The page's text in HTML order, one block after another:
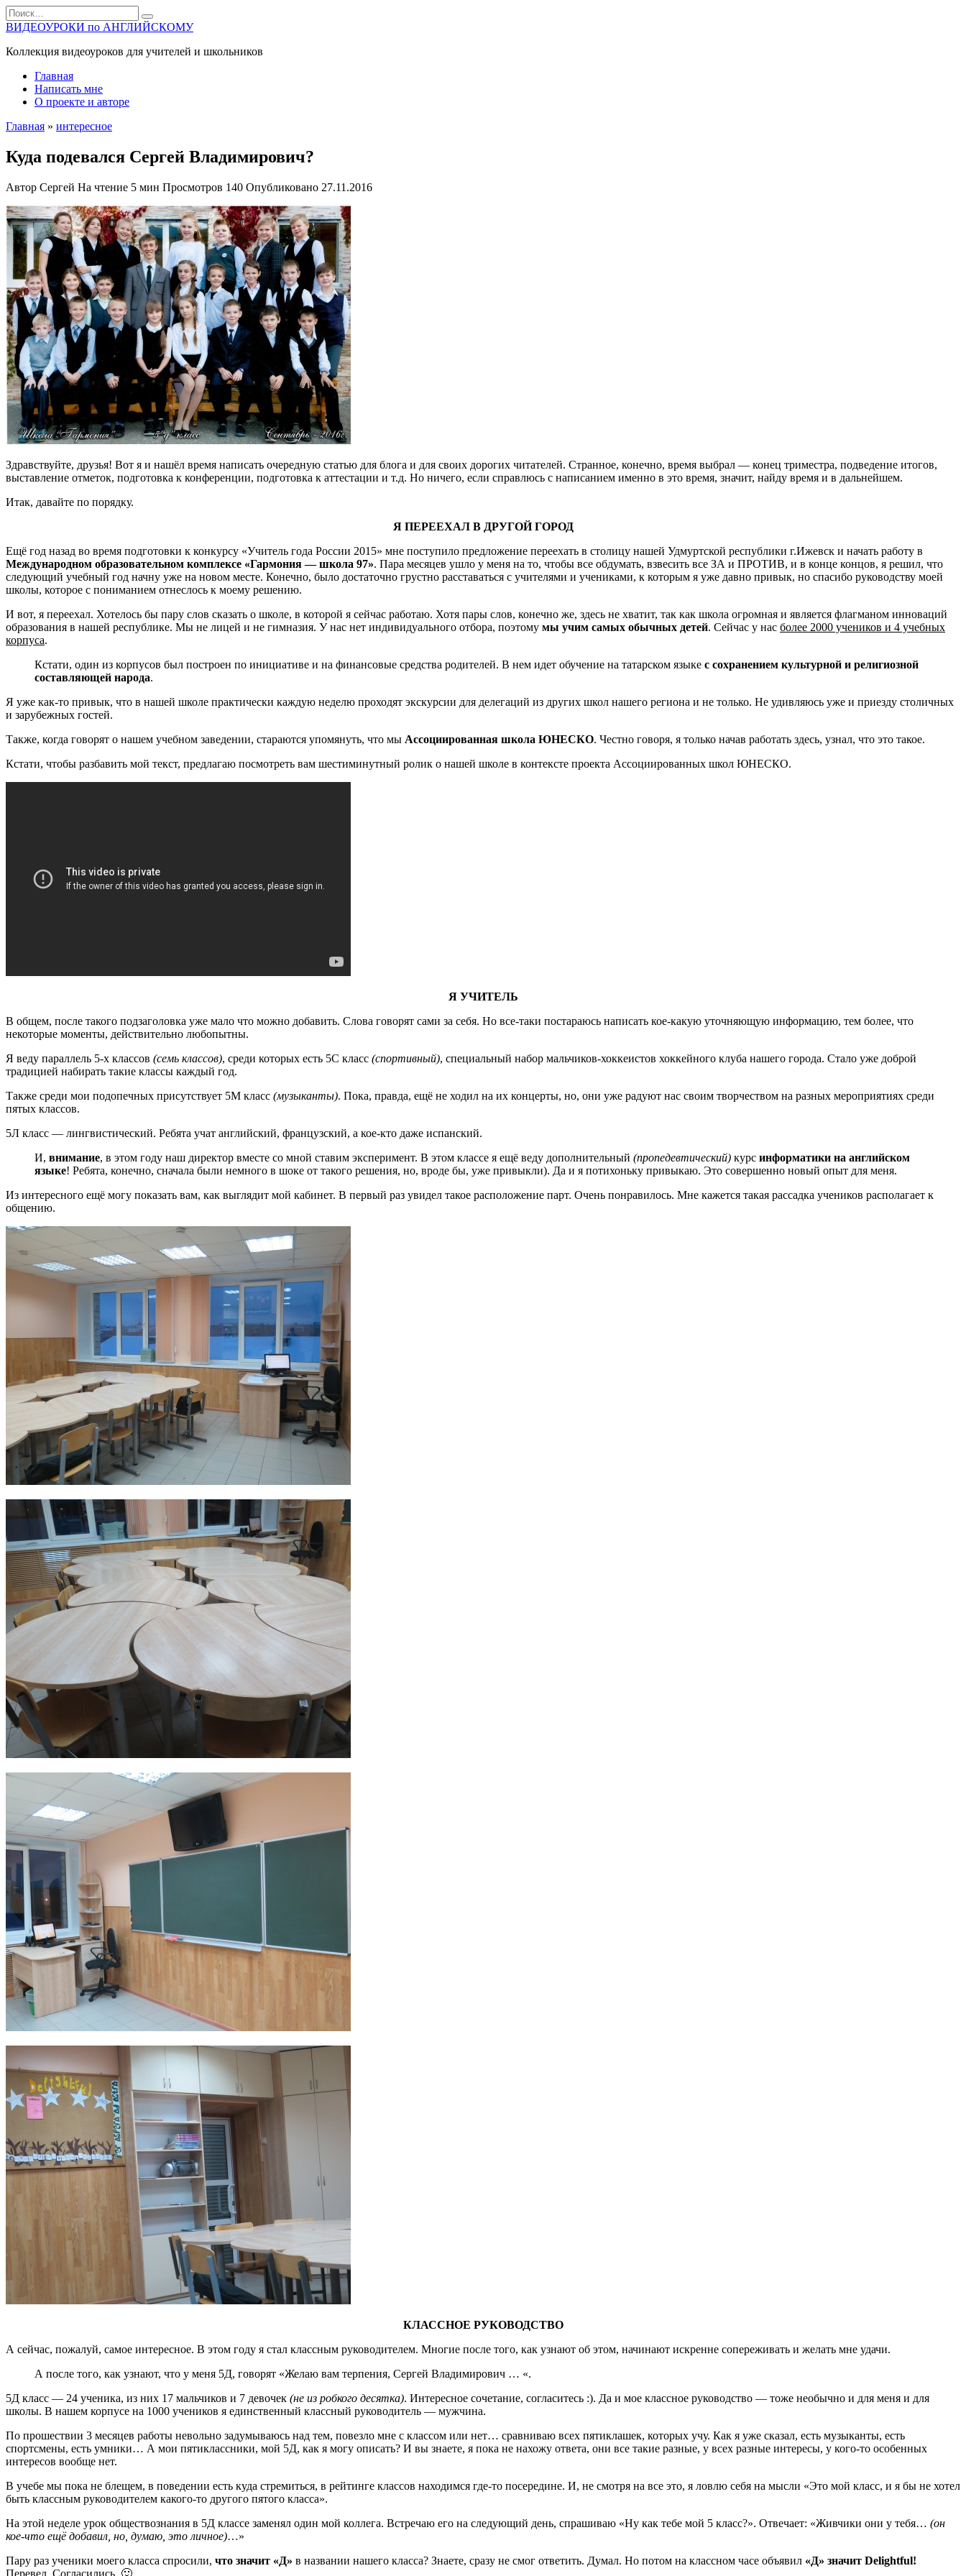
Перейти
к
содержанию
Search
for:
ВИДЕОУРОКИ по АНГЛИЙСКОМУ
Коллекция видеоуроков для учителей и школьников
Главная
Написать мне
О проекте и авторе
Главная » интересное
Куда подевался Сергей Владимирович?
Автор Сергей На чтение 5 мин Просмотров 140 Опубликовано 27.11.2016
Здравствуйте, друзья! Вот я и нашёл время написать очередную статью для блога и для своих дорогих читателей. Странное, конечно, время выбрал — конец триместра, подведение итогов,
выставление отметок, подготовка к конференции, подготовка к аттестации и т.д. Но ничего, если справлюсь с написанием именно в это время, значит, найду время и в дальнейшем.
Итак, давайте по порядку.
Я ПЕРЕЕХАЛ В ДРУГОЙ ГОРОД
Ещё год назад во время подготовки к конкурсу «Учитель года России 2015» мне поступило предложение переехать в столицу нашей Удмуртской республики г.Ижевск и начать работу в
Международном образовательном комплексе «Гармония — школа 97». Пара месяцев ушло у меня на то, чтобы все обдумать, взвесить все ЗА и ПРОТИВ, и в конце концов, я решил, что
следующий учебный год начну уже на новом месте. Конечно, было достаточно грустно расставаться с учителями и учениками, к которым я уже давно привык, но спасибо руководству моей
школы, которое с пониманием отнеслось к моему решению.
И вот, я переехал. Хотелось бы пару слов сказать о школе, в которой я сейчас работаю. Хотя пары слов, конечно же, здесь не хватит, так как школа огромная и является флагманом инноваций
образования в нашей республике. Мы не лицей и не гимназия. У нас нет индивидуального отбора, поэтому мы учим самых обычных детей. Сейчас у нас более 2000 учеников и 4 учебных
корпуса.
Кстати, один из корпусов был построен по инициативе и на финансовые средства родителей. В нем идет обучение на татарском языке с сохранением культурной и религиозной
составляющей народа.
Я уже как-то привык, что в нашей школе практически каждую неделю проходят экскурсии для делегаций из других школ нашего региона и не только. Не удивляюсь уже и приезду столичных
и зарубежных гостей.
Также, когда говорят о нашем учебном заведении, стараются упомянуть, что мы Ассоциированная школа ЮНЕСКО. Честно говоря, я только начав работать здесь, узнал, что это такое.
Кстати, чтобы разбавить мой текст, предлагаю посмотреть вам шестиминутный ролик о нашей школе в контексте проекта Ассоциированных школ ЮНЕСКО.
Я УЧИТЕЛЬ
В общем, после такого подзаголовка уже мало что можно добавить. Слова говорят сами за себя. Но все-таки постараюсь написать кое-какую уточняющую информацию, тем более, что
некоторые моменты, действительно любопытны.
Я веду параллель 5-х классов (семь классов), среди которых есть 5С класс (спортивный), специальный набор мальчиков-хоккеистов хоккейного клуба нашего города. Стало уже доброй
традицией набирать такие классы каждый год.
Также среди мои подопечных присутствует 5М класс (музыканты). Пока, правда, ещё не ходил на их концерты, но, они уже радуют нас своим творчеством на разных мероприятиях среди
пятых классов.
5Л класс — лингвистический. Ребята учат английский, французский, а кое-кто даже испанский.
И, внимание, в этом году наш директор вместе со мной ставим эксперимент. В этом классе я ещё веду дополнительный (пропедевтический) курс информатики на английском
языке! Ребята, конечно, сначала были немного в шоке от такого решения, но, вроде бы, уже привыкли). Да и я потихоньку привыкаю. Это совершенно новый опыт для меня.
Из интересного ещё могу показать вам, как выглядит мой кабинет. В первый раз увидел такое расположение парт. Очень понравилось. Мне кажется такая рассадка учеников располагает к
общению.
КЛАССНОЕ РУКОВОДСТВО
А сейчас, пожалуй, самое интересное. В этом году я стал классным руководителем. Многие после того, как узнают об этом, начинают искренне сопереживать и желать мне удачи.
А после того, как узнают, что у меня 5Д, говорят «Желаю вам терпения, Сергей Владимирович … «.
5Д класс — 24 ученика, из них 17 мальчиков и 7 девочек (не из робкого десятка). Интересное сочетание, согласитесь :). Да и мое классное руководство — тоже необычно и для меня и для
школы. В нашем корпусе на 1000 учеников я единственный классный руководитель — мужчина.
По прошествии 3 месяцев работы невольно задумываюсь над тем, повезло мне с классом или нет… сравниваю всех пятиклашек, которых учу. Как я уже сказал, есть музыканты, есть
спортсмены, есть умники… А мои пятиклассники, мой 5Д, как я могу описать? И вы знаете, я пока не нахожу ответа, они все такие разные, у всех разные интересы, у кого-то особенных
интересов вообще нет.
В учебе мы пока не блещем, в поведении есть куда стремиться, в рейтинге классов находимся где-то посередине. И, не смотря на все это, я ловлю себя на мысли «Это мой класс, и я бы не хотел
быть классным руководителем какого-то другого пятого класса».
На этой неделе урок обществознания в 5Д классе заменял один мой коллега. Встречаю его на следующий день, спрашиваю «Ну как тебе мой 5 класс?». Отвечает: «Живчики они у тебя… (он
кое-что ещё добавил, но, думаю, это личное)…»
Пару раз ученики моего класса спросили, что значит «Д» в названии нашего класса? Знаете, сразу не смог ответить. Думал. Но потом на классном часе объявил «Д» значит Delightful!
Перевел. Согласились. 🙂